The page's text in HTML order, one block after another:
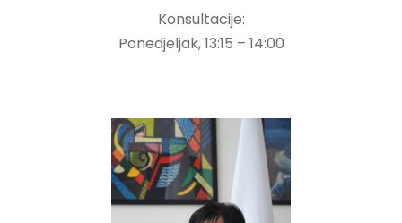
Konsultacije:
Ponedjeljak, 13:15 – 14:00